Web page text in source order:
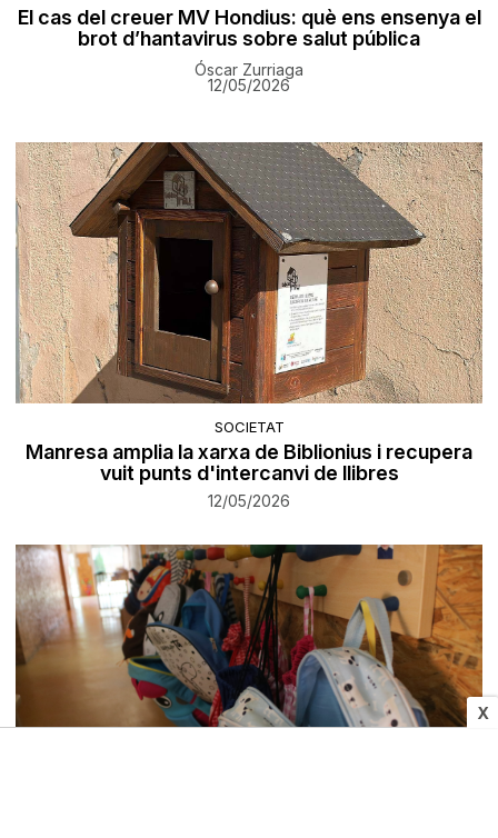
X
El cas del creuer MV Hondius: què ens ensenya el
brot d’hantavirus sobre salut pública
Óscar Zurriaga
12/05/2026
SOCIETAT
Manresa amplia la xarxa de Biblionius i recupera
vuit punts d'intercanvi de llibres
12/05/2026